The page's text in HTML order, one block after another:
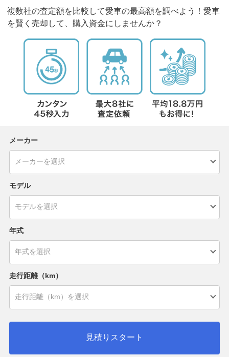
複数社の査定額を比較して愛車の最高額を調べよう！愛車
を賢く売却して、購入資金にしませんか？
メーカー
モデル
年式
走行距離（km）
見積りスタート